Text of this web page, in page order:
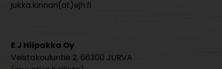
jukka.kinnari(at)ejh.fi
E J Hiipakka Oy
Veistokouluntie 2, 66300 JURVA